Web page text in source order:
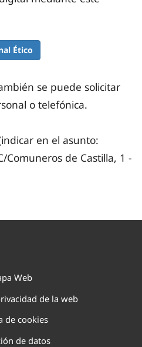
Ético
se puede solicitar
o telefónica.
en el asunto:
Comuneros de Castilla, 1 -
Web
de la web
de cookies
de datos